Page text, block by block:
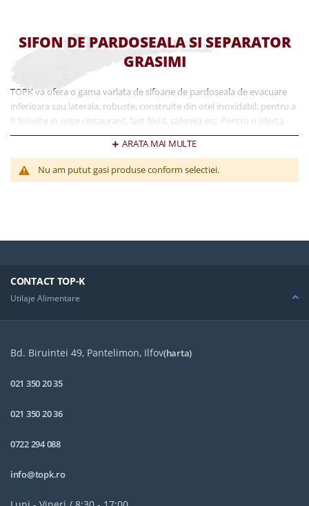
SIFON DE PARDOSEALA SI SEPARATOR
GRASIMI
TOPK va ofera o gama variata de sifoane de pardoseala de evacuare
inferioara sau laterala, robuste, construite din otel inoxidabil, pentru a
fi folosite in orice restaurant, fast food, cafenea etc. Pentru o oferta
personalizata luati legatura cu un consultant de vanzari TOPK. Alegeti
cel mai bun raport calitate pret pentru sifoane de pardoseala si
separatoare de grasimi produse din inox cu ultima tehnologie,
dedicate nevoilor dvs.
ARATA MAI MULTE
Nu am putut gasi produse conform selectiei.
CONTACT TOP-K
Utilaje Alimentare
Bd. Biruintei 49, Pantelimon, Ilfov(harta)
021 350 20 35
021 350 20 36
0722 294 088
info@topk.ro